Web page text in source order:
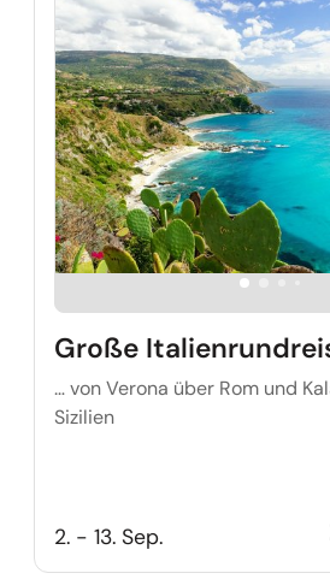
Große
… von Verona über Rom und
Sizilien
2. - 13. Sep.